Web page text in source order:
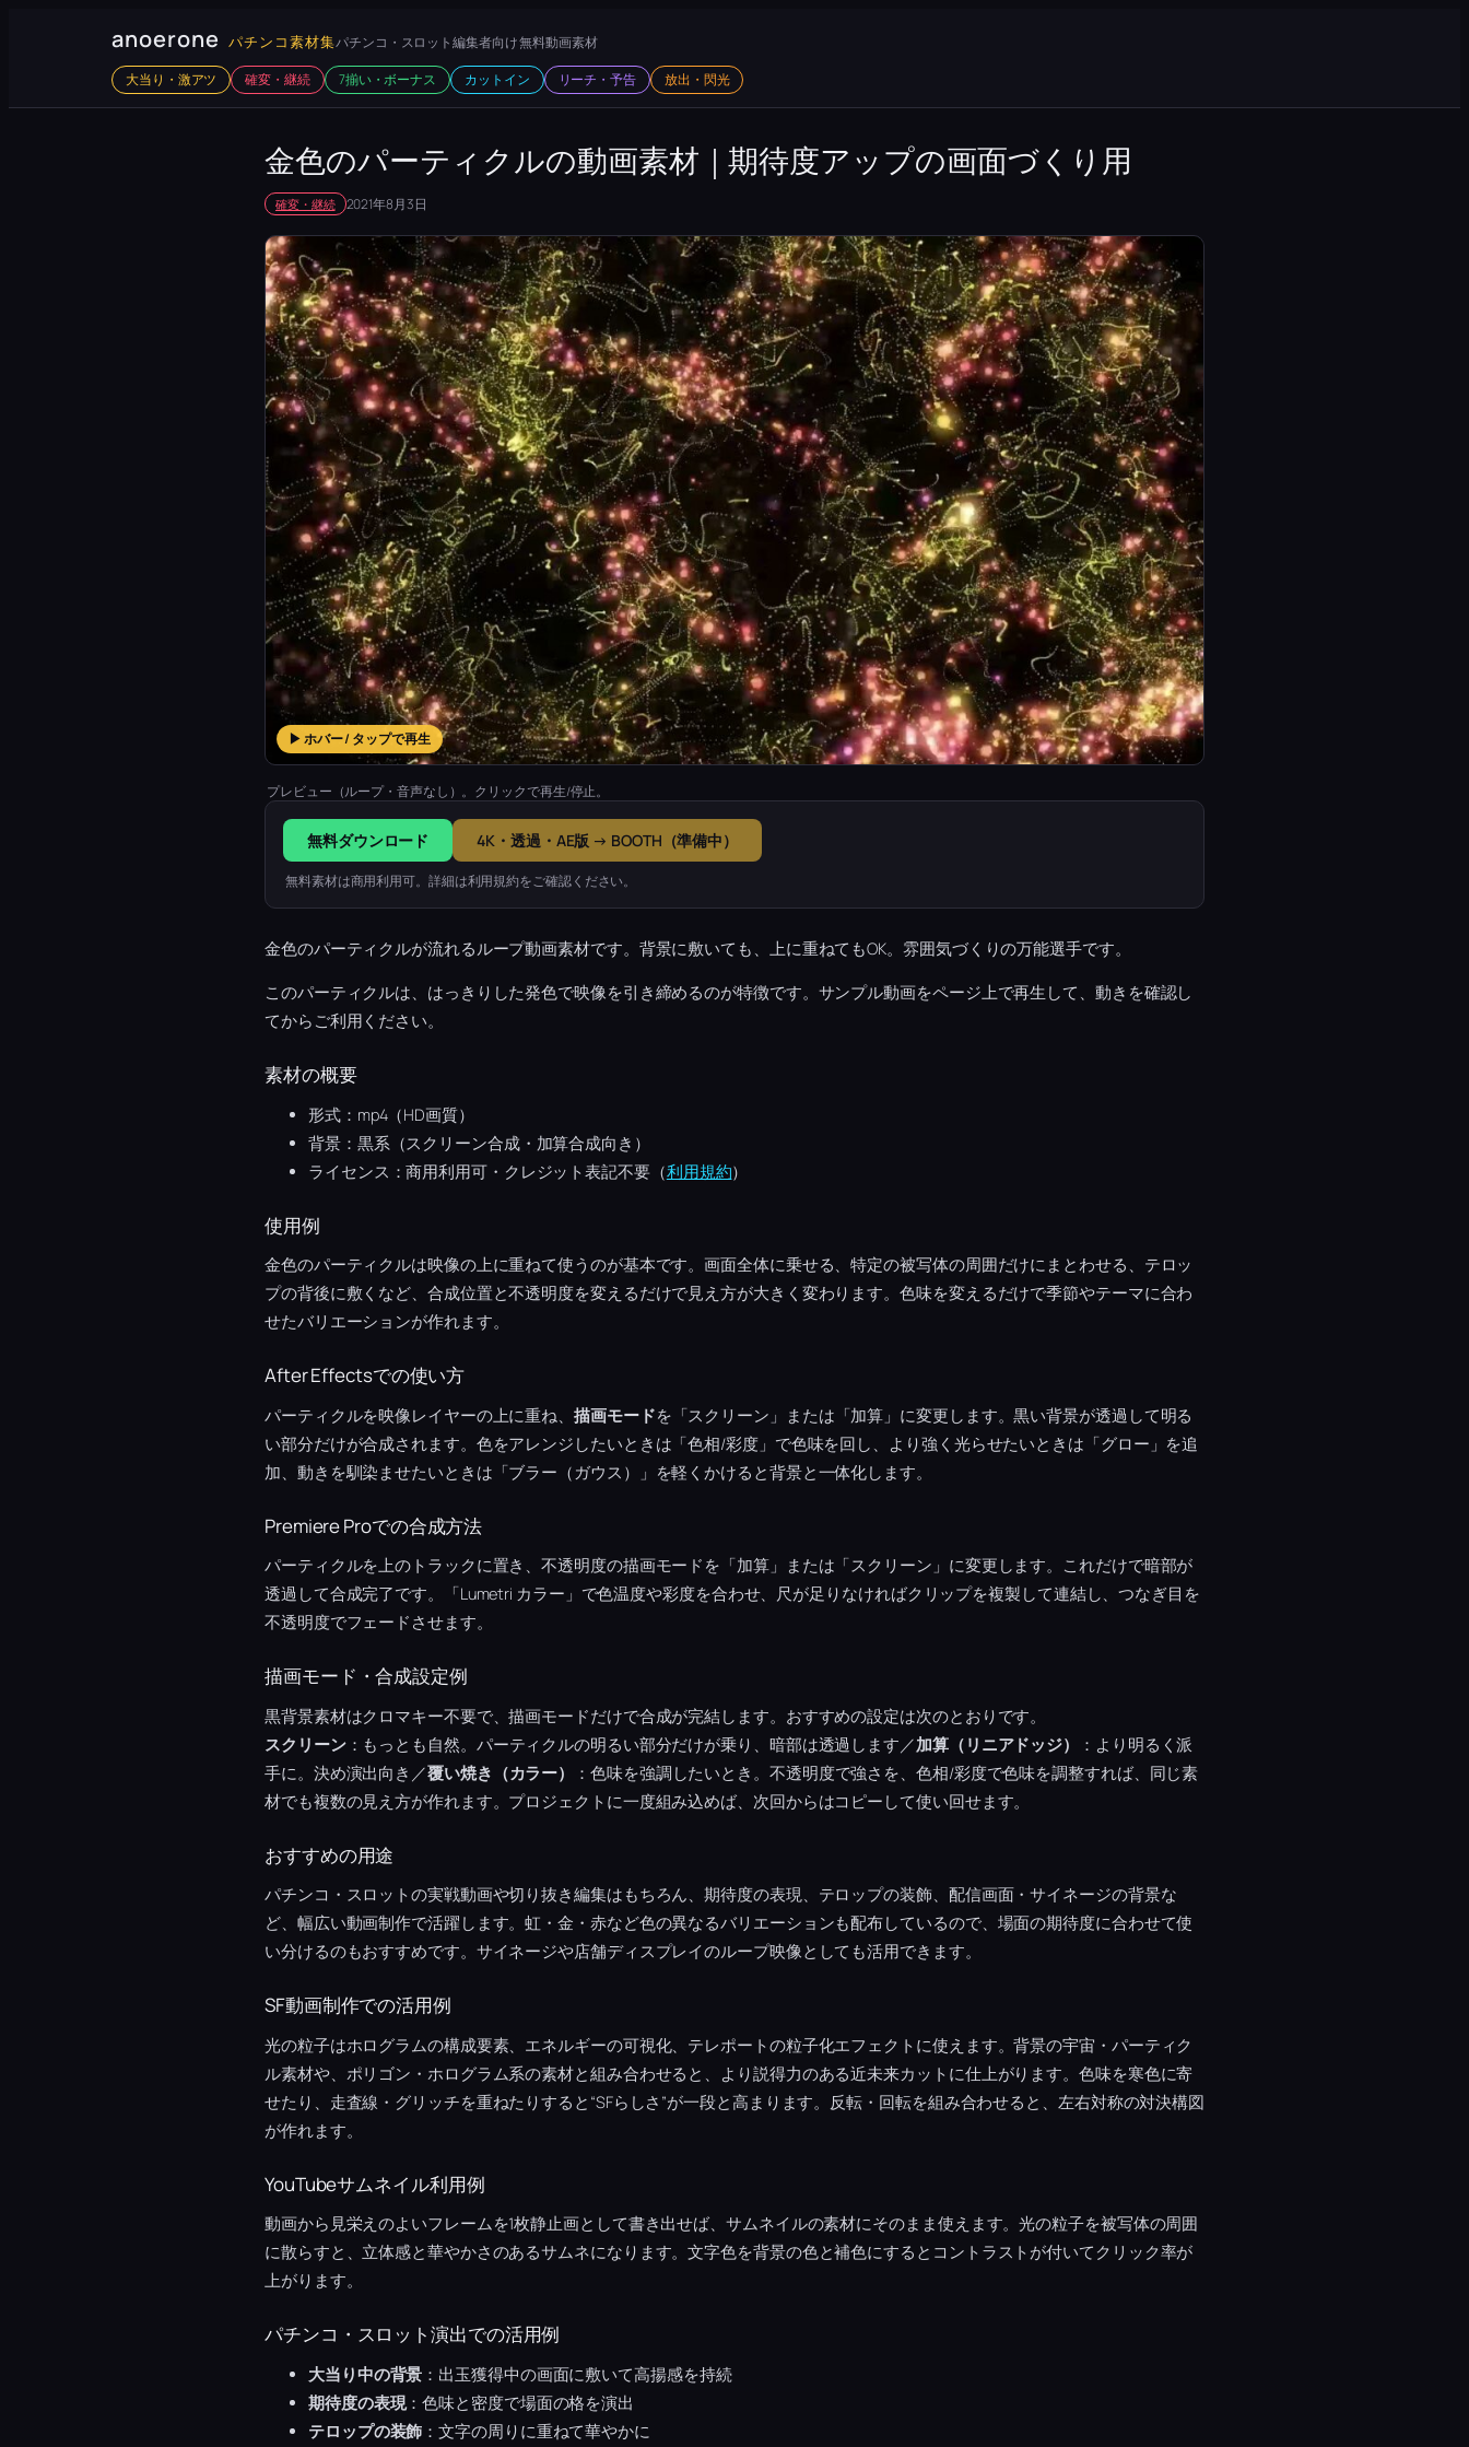
anoerone パチンコ素材集パチンコ・スロット編集者向け 無料動画素材
大当り・激アツ
確変・継続 7揃い・ボーナス カットイン リーチ・予告 放出・閃光
金色のパーティクルの動画素材｜期待度アップの画面づくり用
確変・継続 2021年8月3日
▶ ホバー / タップで再生
プレビュー（ループ・音声なし）。クリックで再生/停止。
無料ダウンロード 4K・透過・AE版 → BOOTH（準備中）
無料素材は商用利用可。詳細は利用規約をご確認ください。
金色のパーティクルが流れるループ動画素材です。背景に敷いても、上に重ねてもOK。雰囲気づくりの万能選手です。
このパーティクルは、はっきりした発色で映像を引き締めるのが特徴です。サンプル動画をページ上で再生して、動きを確認し
てからご利用ください。
素材の概要
形式：mp4（HD画質）
背景：黒系（スクリーン合成・加算合成向き）
ライセンス：商用利用可・クレジット表記不要（利用規約）
使用例
金色のパーティクルは映像の上に重ねて使うのが基本です。画面全体に乗せる、特定の被写体の周囲だけにまとわせる、テロッ
プの背後に敷くなど、合成位置と不透明度を変えるだけで見え方が大きく変わります。色味を変えるだけで季節やテーマに合わ
せたバリエーションが作れます。
After Effectsでの使い方
パーティクルを映像レイヤーの上に重ね、描画モードを「スクリーン」または「加算」に変更します。黒い背景が透過して明る
い部分だけが合成されます。色をアレンジしたいときは「色相/彩度」で色味を回し、より強く光らせたいときは「グロー」を追
加、動きを馴染ませたいときは「ブラー（ガウス）」を軽くかけると背景と一体化します。
Premiere Proでの合成方法
パーティクルを上のトラックに置き、不透明度の描画モードを「加算」または「スクリーン」に変更します。これだけで暗部が
透過して合成完了です。「Lumetri カラー」で色温度や彩度を合わせ、尺が足りなければクリップを複製して連結し、つなぎ目を
不透明度でフェードさせます。
描画モード・合成設定例
黒背景素材はクロマキー不要で、描画モードだけで合成が完結します。おすすめの設定は次のとおりです。
スクリーン：もっとも自然。パーティクルの明るい部分だけが乗り、暗部は透過します／加算（リニアドッジ）
：より明るく派
手に。決め演出向き／覆い焼き（カラー）
：色味を強調したいとき。不透明度で強さを、色相/彩度で色味を調整すれば、同じ素
材でも複数の見え方が作れます。プロジェクトに一度組み込めば、次回からはコピーして使い回せます。
おすすめの用途
パチンコ・スロットの実戦動画や切り抜き編集はもちろん、期待度の表現、テロップの装飾、配信画面・サイネージの背景な
ど、幅広い動画制作で活躍します。虹・金・赤など色の異なるバリエーションも配布しているので、場面の期待度に合わせて使
い分けるのもおすすめです。サイネージや店舗ディスプレイのループ映像としても活用できます。
SF動画制作での活用例
光の粒子はホログラムの構成要素、エネルギーの可視化、テレポートの粒子化エフェクトに使えます。背景の宇宙・パーティク
ル素材や、ポリゴン・ホログラム系の素材と組み合わせると、より説得力のある近未来カットに仕上がります。色味を寒色に寄
せたり、走査線・グリッチを重ねたりすると“SFらしさ”が一段と高まります。反転・回転を組み合わせると、左右対称の対決構図
が作れます。
YouTubeサムネイル利用例
動画から見栄えのよいフレームを1枚静止画として書き出せば、サムネイルの素材にそのまま使えます。光の粒子を被写体の周囲
に散らすと、立体感と華やかさのあるサムネになります。文字色を背景の色と補色にするとコントラストが付いてクリック率が
上がります。
パチンコ・スロット演出での活用例
大当り中の背景 ：出玉獲得中の画面に敷いて高揚感を持続
期待度の表現：色味と密度で場面の格を演出
テロップの装飾 ：文字の周りに重ねて華やかに